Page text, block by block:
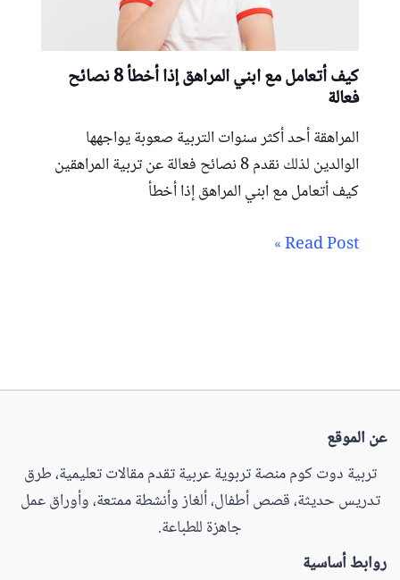
كيف أتعامل مع ابني المراهق إذا أخطأ 8 نصائح
فعالة
المراهقة أحد أكثر سنوات التربية صعوبة يواجهها
الوالدين لذلك نقدم 8 نصائح فعالة عن تربية المراهقين
كيف أتعامل مع ابني المراهق إذا أخطأ
Read Post »
عن الموقع
تربية دوت كوم منصة تربوية عربية تقدم مقالات تعليمية، طرق
تدريس حديثة، قصص أطفال، ألغاز وأنشطة ممتعة، وأوراق عمل
جاهزة للطباعة.
روابط أساسية